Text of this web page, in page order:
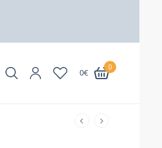
0€
0